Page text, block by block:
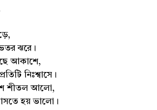
ঝরে।
আকাশে,
নিঃশ্বাসে।
শীতল আলো,
হয় ভালো।